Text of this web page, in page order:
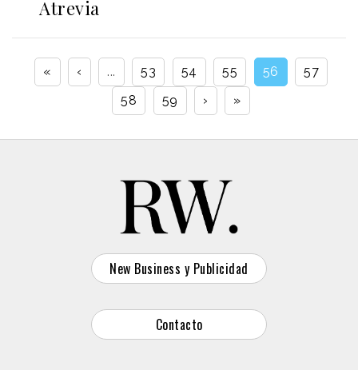
Atrevia
« ‹ ... 53 54 55 56
57
58
59 › »
New Business y Publicidad
Contacto